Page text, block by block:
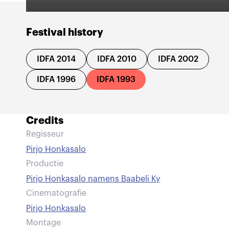
Festival history
IDFA 2014 IDFA 2010 IDFA 2002
IDFA 1996 IDFA 1993
Credits
Regisseur
Pirjo Honkasalo
Productie
Pirjo Honkasalo namens Baabeli Ky
Cinematografie
Pirjo Honkasalo
Montage